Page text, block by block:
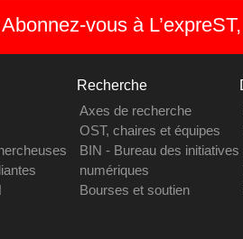
Abonnez-vous à
Recherche
Axes de recherche
OST, chaires et équipes
BIN - Bureau des initiatives
numériques
Bourses et soutien